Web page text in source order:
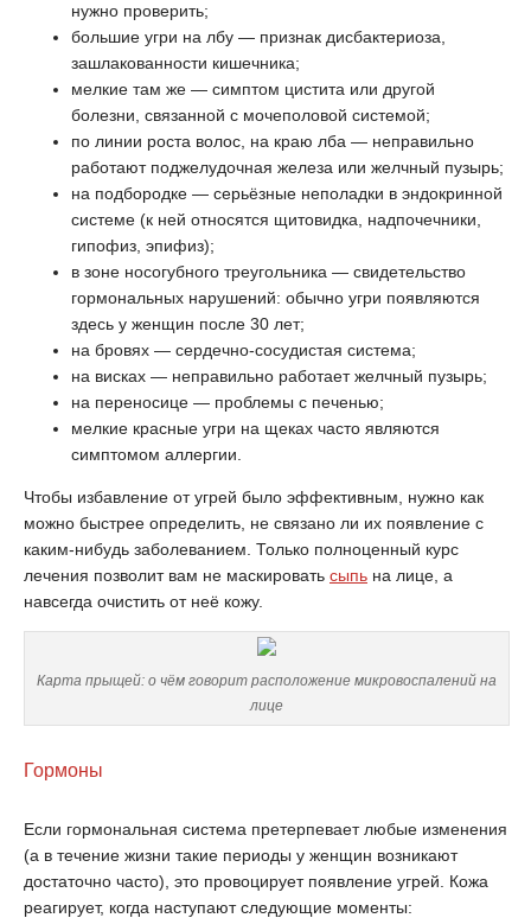
нужно проверить;
большие угри на лбу — признак дисбактериоза,
зашлакованности кишечника;
мелкие там же — симптом цистита или другой
болезни, связанной с мочеполовой системой;
по линии роста волос, на краю лба — неправильно
работают поджелудочная железа или желчный пузырь;
на подбородке — серьёзные неполадки в эндокринной
системе (к ней относятся щитовидка, надпочечники,
гипофиз, эпифиз);
в зоне носогубного треугольника — свидетельство
гормональных нарушений: обычно угри появляются
здесь у женщин после 30 лет;
на бровях — сердечно-сосудистая система;
на висках — неправильно работает желчный пузырь;
на переносице — проблемы с печенью;
мелкие красные угри на щеках часто являются
симптомом аллергии.
Чтобы избавление от угрей было эффективным, нужно как
можно быстрее определить, не связано ли их появление с
каким-нибудь заболеванием. Только полноценный курс
лечения позволит вам не маскировать сыпь на лице, а
навсегда очистить от неё кожу.
Карта прыщей: о чём говорит расположение микровоспалений на
лице
Гормоны
Если гормональная система претерпевает любые изменения
(а в течение жизни такие периоды у женщин возникают
достаточно часто), это провоцирует появление угрей. Кожа
реагирует, когда наступают следующие моменты: